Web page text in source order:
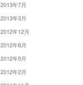
2013年7月
2013年3月
2012年12月
2012年8月
2012年5月
2012年2月